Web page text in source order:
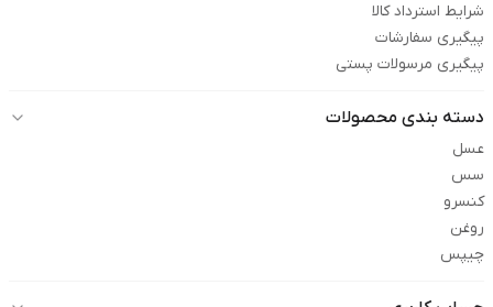
شرایط استرداد کالا
پیگیری سفارشات
پیگیری مرسولات پستی
دسته بندی محصولات
عسل
سس
کنسرو
روغن
چیپس